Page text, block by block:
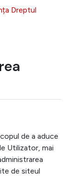
Dreptul
de a aduce
Utilizator, mai
de siteul